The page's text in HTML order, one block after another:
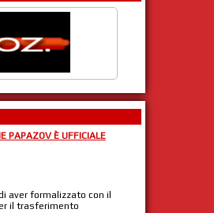
PAPAZOV È UFFICIALE
aver formalizzato con il
il trasferimento